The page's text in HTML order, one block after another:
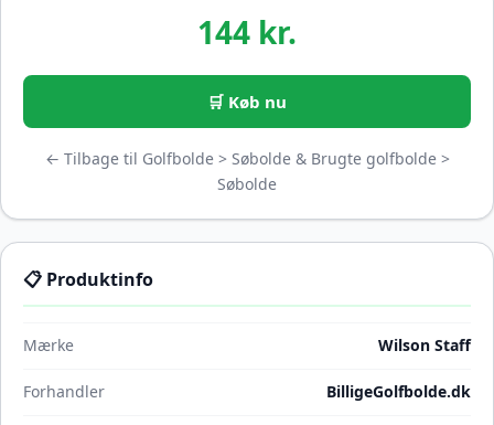
144 kr.
🛒 Køb nu
← Tilbage til Golfbolde > Søbolde & Brugte golfbolde >
Søbolde
📋 Produktinfo
Mærke Wilson Staff
Forhandler BilligeGolfbolde.dk